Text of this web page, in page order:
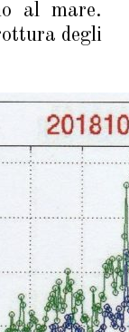
al mare.
degli